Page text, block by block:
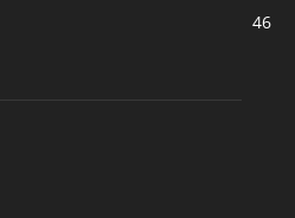
46